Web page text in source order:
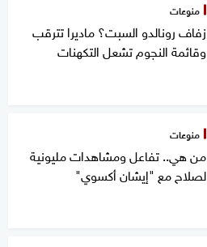
منوعات
زفاف رونالدو السبت؟ ماديرا تترقب
وقائمة النجوم تشعل التكهنات
منوعات
من هي.. تفاعل ومشاهدات مليونية
لصلاح مع "إيشان أكسوي"